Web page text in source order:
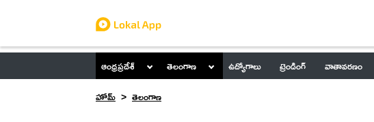
ఆంధ్రప్రదేశ్ తెలంగాణ ఉద్యోగాలు ట్రెండింగ్ వాతావరణం
హోమ్
తెలంగాణ